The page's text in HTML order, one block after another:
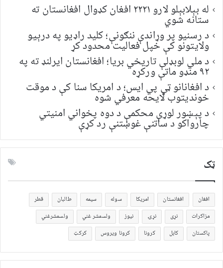
له بېلابېلو لارو ۲۲۲۱ افغان کډوال افغانستان ته
ستانه شوي
د رسنیو پر وړاندې ننګونې؛ کلید راډیو په درېیو
ولایتونو کې خپل فعالیت محدود کړ
د ملي لوبډلې تاریخي بریا؛ افغانستان ایرلنډ ته په
۹۲ منډو ماتې ورکړه
د افغانانو ټي پي ایس؛ د امریکا سنا کې د موقت
خونديتوب لایحه معرفي شوه
د پېښور لوړې محکمې د دوه پخواني امنیتي
چارواکو د ساتنې غوښتنې رد کړې
ټک
افغان افغانستان امریکا سوله سیمه طالبان
قطر
مزاکرات
نړی نړۍ نیوز ولسمشر غني
ولسمشرغني
پاکستان
کابل کرونا کرونا ویروس کرکټ